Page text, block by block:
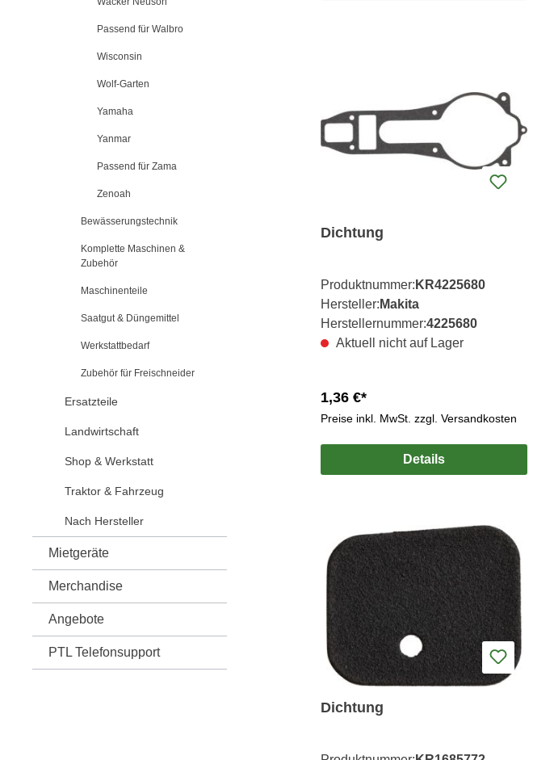
Passend für Walbro
Wisconsin
Wolf-Garten
Yamaha
Yanmar
Passend für Zama
Zenoah
Bewässerungstechnik
Komplette Maschinen &
Zubehör
Maschinenteile
Saatgut & Düngemittel
Werkstattbedarf
Zubehör für Freischneider
Ersatzteile
Landwirtschaft
Shop & Werkstatt
Traktor & Fahrzeug
Nach Hersteller
Mietgeräte
Merchandise
Angebote
PTL Telefonsupport
Dichtung
Produktnummer: KR4225680
Hersteller: Makita
Herstellernummer:4225680
Aktuell nicht auf Lager
1,36 €*
Preise inkl. MwSt. zzgl. Versandkosten
Details
Dichtung